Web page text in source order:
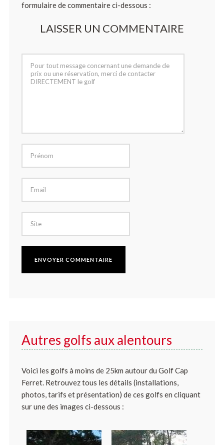
formulaire de commentaire ci-dessous :
LAISSER UN COMMENTAIRE
Autres golfs aux alentours
Voici les golfs à moins de 25km autour du Golf Cap
Ferret. Retrouvez tous les détails (installations,
photos, tarifs et présentation) de ces golfs en cliquant
sur une des images ci-dessous :